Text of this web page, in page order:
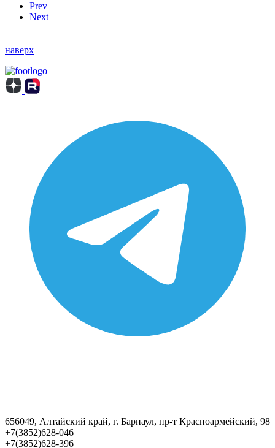
Prev
Next
наверх
656049, Алтайский край, г. Барнаул, пр-т Красноармейский, 98
+7(3852)628-046
+7(3852)628-396